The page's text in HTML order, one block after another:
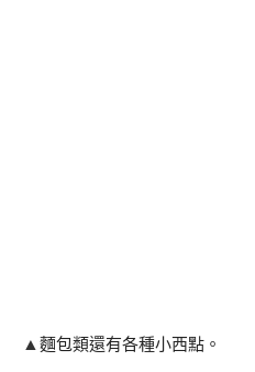
▲ 麵包類還有各種小西點。